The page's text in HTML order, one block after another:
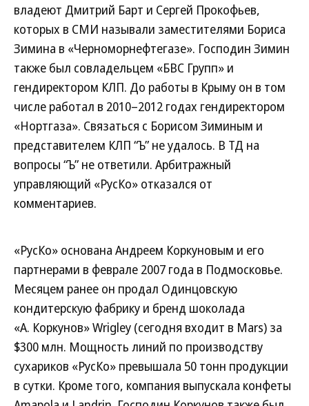
владеют Дмитрий Барт и Сергей Прокофьев,
которых в СМИ называли заместителями Бориса
Зимина в «Черноморнефтегазе». Господин Зимин
также был совладельцем «БВС Групп» и
гендиректором КЛП. До работы в Крыму он в том
числе работал в 2010–2012 годах гендиректором
«Нортгаза». Связаться с Борисом Зиминым и
представителем КЛП “Ъ” не удалось. В ТД на
вопросы “Ъ” не ответили. Арбитражный
управляющий «РусКо» отказался от
комментариев.
«РусКо» основана Андреем Коркуновым и его
партнерами в феврале 2007 года в Подмосковье.
Месяцем ранее он продал Одинцовскую
кондитерскую фабрику и бренд шоколада
«А. Коркунов» Wrigley (сегодня входит в Mars) за
$300 млн. Мощность линий по производству
сухариков «РусКо» превышала 50 тонн продукции
в сутки. Кроме того, компания выпускала конфеты